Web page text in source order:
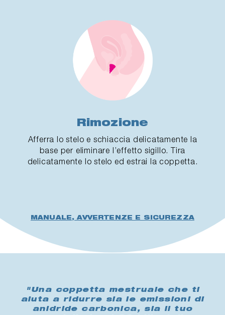
Rimozione
Afferra lo stelo e schiaccia delicatamente la
base per eliminare l’effetto sigillo. Tira
delicatamente lo stelo ed estrai la coppetta.
MANUALE, AVVERTENZE E SICUREZZA
"Una coppetta mestruale che ti
aiuta a ridurre sia le emissioni di
anidride carbonica, sia il tuo